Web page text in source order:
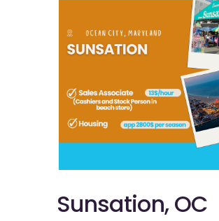
Sunsation, OC